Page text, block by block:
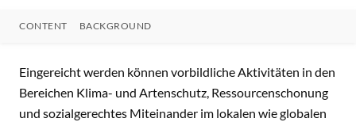
CONTENT BACKGROUND
CONTENT
Eingereicht werden können vorbildliche Aktivitäten in den
Bereichen Klima- und Artenschutz, Ressourcenschonung
und sozialgerechtes Miteinander im lokalen wie globalen